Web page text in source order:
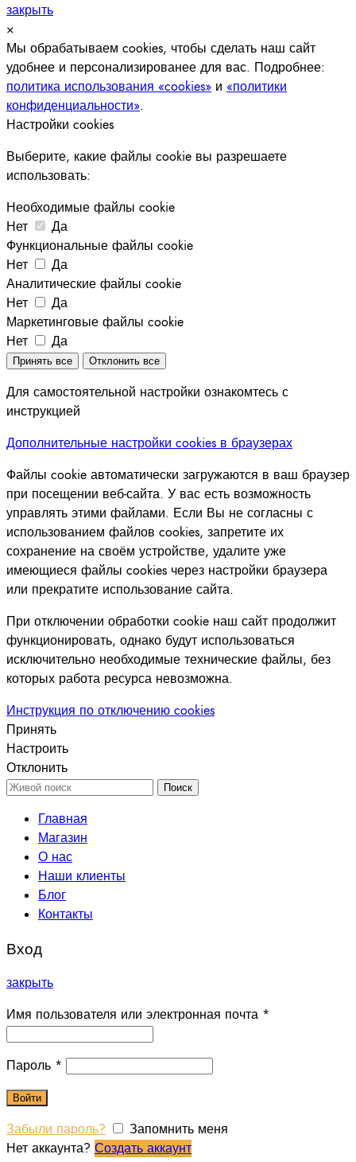
закрыть
×
Мы обрабатываем cookies, чтобы сделать наш сайт
удобнее и персонализированее для вас. Подробнее:
политика использования «cookies» и «политики
конфиденциальности».
Настройки cookies
Выберите, какие файлы cookie вы разрешаете
использовать:
Необходимые файлы cookie
Нет
Да
Функциональные файлы cookie
Нет
Да
Аналитические файлы cookie
Нет
Да
Маркетинговые файлы cookie
Нет
Да
Принять все Отклонить все
Для самостоятельной настройки ознакомтесь с
инструкцией
Дополнительные настройки cookies в браузерах
Файлы cookie автоматически загружаются в ваш браузер
при посещении веб-сайта. У вас есть возможность
управлять этими файлами. Если Вы не согласны с
использованием файлов cookies, запретите их
сохранение на своём устройстве, удалите уже
имеющиеся файлы cookies через настройки браузера
или прекратите использование сайта.
При отключении обработки cookie наш сайт продолжит
функционировать, однако будут использоваться
исключительно необходимые технические файлы, без
которых работа ресурса невозможна.
Инструкция по отключению cookies
Принять
Настроить
Отклонить
Поиск
Главная
Магазин
О нас
Наши клиенты
Блог
Контакты
Вход
закрыть
Имя пользователя или электронная почта *
Пароль *
Войти
Забыли пароль?
Запомнить меня
Нет аккаунта? Создать аккаунт